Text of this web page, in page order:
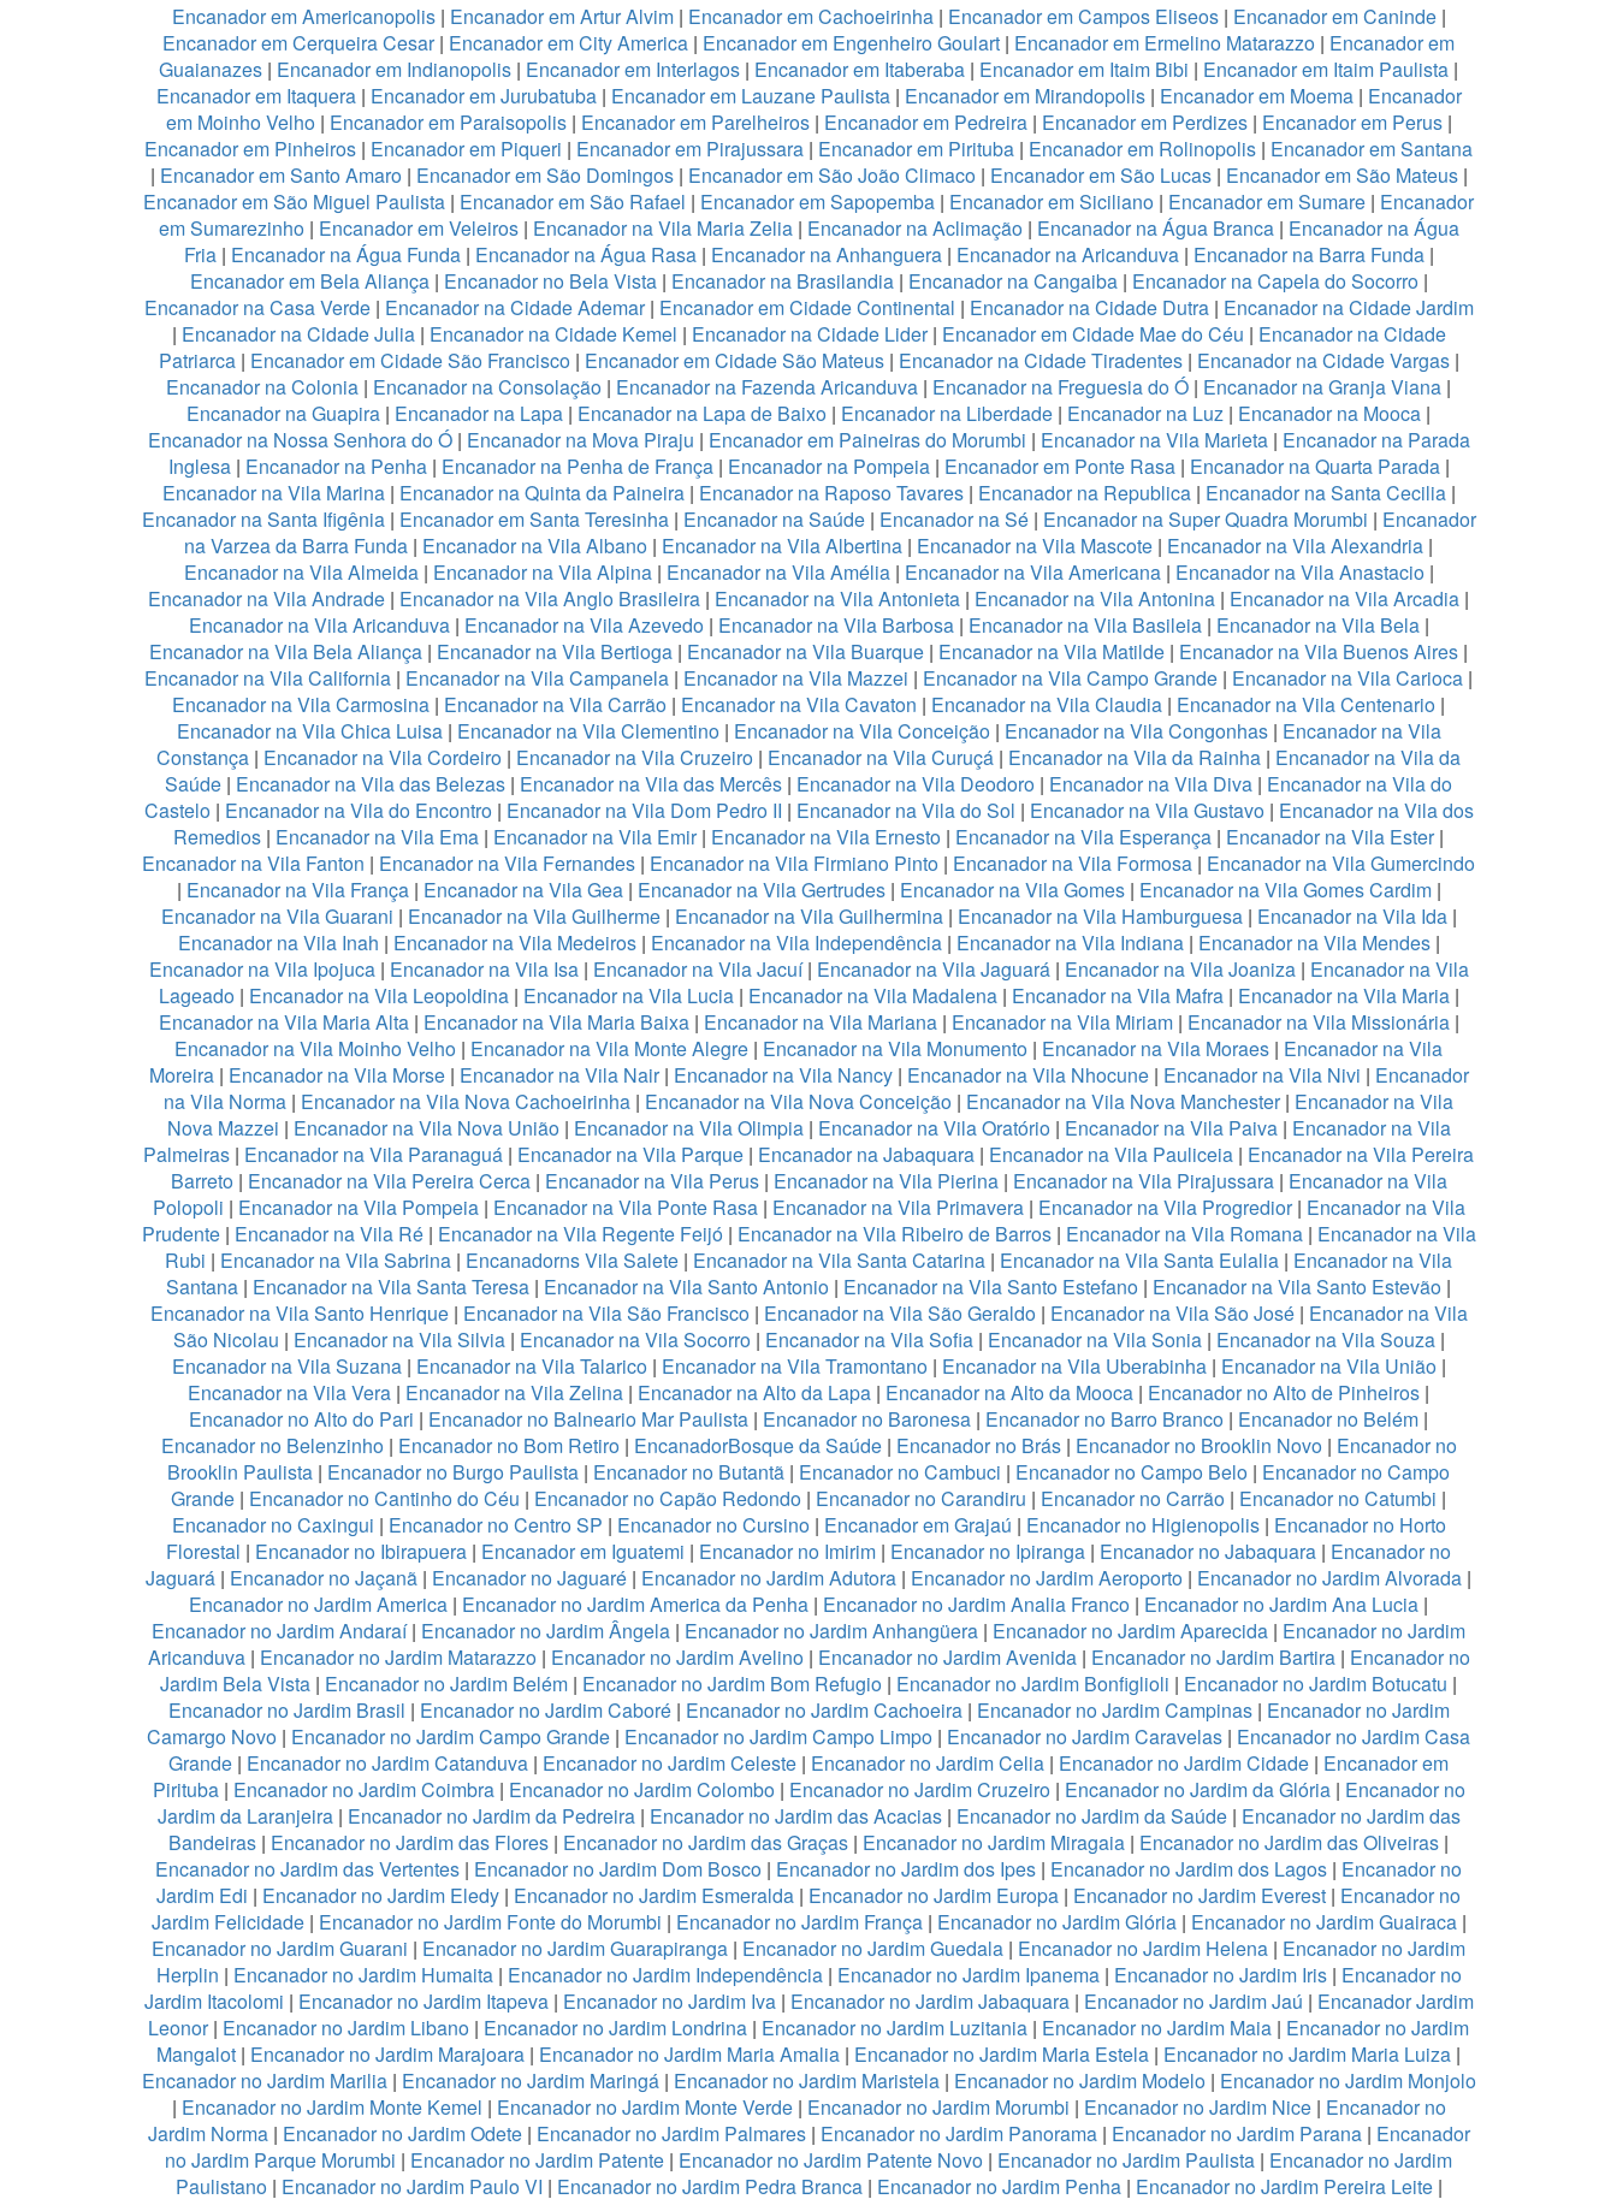
Encanador em Americanopolis | Encanador em Artur Alvim | Encanador em Cachoeirinha| Encanador em Campos Eliseos | Encanador em Caninde|
Encanador em Cerqueira Cesar| Encanador em City America | Encanador em Engenheiro Goulart | Encanador em Ermelino Matarazzo | Encanador em
Guaianazes | Encanador em Indianopolis | Encanador em Interlagos | Encanador em Itaberaba | Encanador em Itaim Bibi | Encanador em Itaim Paulista |
Encanador em Itaquera| Encanador em Jurubatuba| Encanador em Lauzane Paulista | Encanador em Mirandopolis| Encanador em Moema| Encanador
em Moinho Velho | Encanador em Paraisopolis| Encanador em Parelheiros| Encanador em Pedreira| Encanador em Perdizes| Encanador em Perus|
Encanador em Pinheiros | Encanador em Piqueri | Encanador em Pirajussara | Encanador em Pirituba | Encanador em Rolinopolis | Encanador em Santana
| Encanador em Santo Amaro| Encanador em São Domingos| Encanador em São João Climaco| Encanador em São Lucas| Encanador em São Mateus |
Encanador em São Miguel Paulista | Encanador em São Rafael | Encanador em Sapopemba | Encanador em Siciliano | Encanador em Sumare | Encanador
em Sumarezinho| Encanador em Veleiros| Encanador na Vila Maria Zelia| Encanador na Aclimação| Encanador na Água Branca| Encanador na Água
Fria| Encanador na Água Funda| Encanador na Água Rasa | Encanador na Anhanguera| Encanador na Aricanduva| Encanador na Barra Funda |
Encanador em Bela Aliança | Encanador no Bela Vista| Encanador na Brasilandia| Encanador na Cangaiba| Encanador na Capela do Socorro |
Encanador na Casa Verde| Encanador na Cidade Ademar| Encanador em Cidade Continental | Encanador na Cidade Dutra | Encanador na Cidade Jardim
| Encanador na Cidade Julia | Encanador na Cidade Kemel | Encanador na Cidade Lider| Encanador em Cidade Mae do Céu | Encanador na Cidade
Patriarca| Encanador em Cidade São Francisco | Encanador em Cidade São Mateus| Encanador na Cidade Tiradentes| Encanador na Cidade Vargas |
Encanador na Colonia | Encanador na Consolação | Encanador na Fazenda Aricanduva | Encanador na Freguesia do Ó | Encanador na Granja Viana |
Encanador na Guapira | Encanador na Lapa | Encanador na Lapa de Baixo | Encanador na Liberdade | Encanador na Luz | Encanador na Mooca |
Encanador na Nossa Senhora do Ó| Encanador na Mova Piraju | Encanador em Paineiras do Morumbi | Encanador na Vila Marieta| Encanador na Parada
Inglesa | Encanador na Penha| Encanador na Penha de França | Encanador na Pompeia| Encanador em Ponte Rasa| Encanador na Quarta Parada|
Encanador na Vila Marina| Encanador na Quinta da Paineira| Encanador na Raposo Tavares| Encanador na Republica| Encanador na Santa Cecilia|
Encanador na Santa Ifigênia | Encanador em Santa Teresinha| Encanador na Saúde| Encanador na Sé| Encanador na Super Quadra Morumbi | Encanador
na Varzea da Barra Funda | Encanador na Vila Albano | Encanador na Vila Albertina | Encanador na Vila Mascote | Encanador na Vila Alexandria |
Encanador na Vila Almeida | Encanador na Vila Alpina | Encanador na Vila Amélia | Encanador na Vila Americana| Encanador na Vila Anastacio|
Encanador na Vila Andrade | Encanador na Vila Anglo Brasileira | Encanador na Vila Antonieta | Encanador na Vila Antonina | Encanador na Vila Arcadia |
Encanador na Vila Aricanduva| Encanador na Vila Azevedo| Encanador na Vila Barbosa| Encanador na Vila Basileia| Encanador na Vila Bela|
Encanador na Vila Bela Aliança | Encanador na Vila Bertioga | Encanador na Vila Buarque | Encanador na Vila Matilde | Encanador na Vila Buenos Aires |
Encanador na Vila California | Encanador na Vila Campanela | Encanador na Vila Mazzei | Encanador na Vila Campo Grande | Encanador na Vila Carioca |
Encanador na Vila Carmosina | Encanador na Vila Carrão | Encanador na Vila Cavaton | Encanador na Vila Claudia | Encanador na Vila Centenario |
Encanador na Vila Chica Luisa | Encanador na Vila Clementino| Encanador na Vila Conceição| Encanador na Vila Congonhas| Encanador na Vila
Constança | Encanador na Vila Cordeiro | Encanador na Vila Cruzeiro | Encanador na Vila Curuçá | Encanador na Vila da Rainha | Encanador na Vila da
Saúde | Encanador na Vila das Belezas | Encanador na Vila das Mercês | Encanador na Vila Deodoro | Encanador na Vila Diva | Encanador na Vila do
Castelo| Encanador na Vila do Encontro| Encanador na Vila Dom Pedro II | Encanador na Vila do Sol | Encanador na Vila Gustavo| Encanador na Vila dos
Remedios | Encanador na Vila Ema | Encanador na Vila Emir| Encanador na Vila Ernesto | Encanador na Vila Esperança | Encanador na Vila Ester|
Encanador na Vila Fanton | Encanador na Vila Fernandes | Encanador na Vila Firmiano Pinto | Encanador na Vila Formosa | Encanador na Vila Gumercindo
| Encanador na Vila França| Encanador na Vila Gea| Encanador na Vila Gertrudes| Encanador na Vila Gomes| Encanador na Vila Gomes Cardim|
Encanador na Vila Guarani | Encanador na Vila Guilherme| Encanador na Vila Guilhermina| Encanador na Vila Hamburguesa| Encanador na Vila Ida|
Encanador na Vila Inah | Encanador na Vila Medeiros| Encanador na Vila Independência| Encanador na Vila Indiana| Encanador na Vila Mendes|
Encanador na Vila Ipojuca| Encanador na Vila Isa| Encanador na Vila Jacuí| Encanador na Vila Jaguará| Encanador na Vila Joaniza| Encanador na Vila
Lageado| Encanador na Vila Leopoldina| Encanador na Vila Lucia| Encanador na Vila Madalena| Encanador na Vila Mafra | Encanador na Vila Maria|
Encanador na Vila Maria Alta| Encanador na Vila Maria Baixa| Encanador na Vila Mariana| Encanador na Vila Miriam| Encanador na Vila Missionária|
Encanador na Vila Moinho Velho | Encanador na Vila Monte Alegre | Encanador na Vila Monumento | Encanador na Vila Moraes | Encanador na Vila
Moreira| Encanador na Vila Morse| Encanador na Vila Nair| Encanador na Vila Nancy| Encanador na Vila Nhocune| Encanador na Vila Nivi | Encanador
na Vila Norma | Encanador na Vila Nova Cachoeirinha | Encanador na Vila Nova Conceição | Encanador na Vila Nova Manchester| Encanador na Vila
Nova Mazzei | Encanador na Vila Nova União| Encanador na Vila Olimpia| Encanador na Vila Oratório| Encanador na Vila Paiva| Encanador na Vila
Palmeiras | Encanador na Vila Paranaguá | Encanador na Vila Parque | Encanador na Jabaquara | Encanador na Vila Pauliceia | Encanador na Vila Pereira
Barreto| Encanador na Vila Pereira Cerca| Encanador na Vila Perus| Encanador na Vila Pierina| Encanador na Vila Pirajussara| Encanador na Vila
Polopoli | Encanador na Vila Pompeia| Encanador na Vila Ponte Rasa| Encanador na Vila Primavera| Encanador na Vila Progredior| Encanador na Vila
Prudente| Encanador na Vila Ré| Encanador na Vila Regente Feijó| Encanador na Vila Ribeiro de Barros| Encanador na Vila Romana| Encanador na Vila
Rubi | Encanador na Vila Sabrina | Encanadorns Vila Salete | Encanador na Vila Santa Catarina | Encanador na Vila Santa Eulalia | Encanador na Vila
Santana | Encanador na Vila Santa Teresa | Encanador na Vila Santo Antonio | Encanador na Vila Santo Estefano | Encanador na Vila Santo Estevão |
Encanador na Vila Santo Henrique| Encanador na Vila São Francisco| Encanador na Vila São Geraldo| Encanador na Vila São José| Encanador na Vila
São Nicolau | Encanador na Vila Silvia| Encanador na Vila Socorro| Encanador na Vila Sofia| Encanador na Vila Sonia| Encanador na Vila Souza|
Encanador na Vila Suzana| Encanador na Vila Talarico| Encanador na Vila Tramontano| Encanador na Vila Uberabinha| Encanador na Vila União|
Encanador na Vila Vera | Encanador na Vila Zelina | Encanador na Alto da Lapa | Encanador na Alto da Mooca | Encanador no Alto de Pinheiros |
Encanador no Alto do Pari | Encanador no Balneario Mar Paulista | Encanador no Baronesa | Encanador no Barro Branco | Encanador no Belém |
Encanador no Belenzinho| Encanador no Bom Retiro| EncanadorBosque da Saúde| Encanador no Brás| Encanador no Brooklin Novo| Encanador no
Brooklin Paulista | Encanador no Burgo Paulista | Encanador no Butantã | Encanador no Cambuci | Encanador no Campo Belo | Encanador no Campo
Grande | Encanador no Cantinho do Céu | Encanador no Capão Redondo | Encanador no Carandiru | Encanador no Carrão | Encanador no Catumbi |
Encanador no Caxingui | Encanador no Centro SP | Encanador no Cursino| Encanador em Grajaú | Encanador no Higienopolis| Encanador no Horto
Florestal | Encanador no Ibirapuera | Encanador em Iguatemi | Encanador no Imirim | Encanador no Ipiranga | Encanador no Jabaquara | Encanador no
Jaguará | Encanador no Jaçanã | Encanador no Jaguaré | Encanador no Jardim Adutora | Encanador no Jardim Aeroporto | Encanador no Jardim Alvorada |
Encanador no Jardim America | Encanador no Jardim America da Penha | Encanador no Jardim Analia Franco | Encanador no Jardim Ana Lucia |
Encanador no Jardim Andaraí| Encanador no Jardim Ângela | Encanador no Jardim Anhangüera | Encanador no Jardim Aparecida | Encanador no Jardim
Aricanduva| Encanador no Jardim Matarazzo| Encanador no Jardim Avelino| Encanador no Jardim Avenida| Encanador no Jardim Bartira| Encanador no
Jardim Bela Vista | Encanador no Jardim Belém | Encanador no Jardim Bom Refugio | Encanador no Jardim Bonfiglioli | Encanador no Jardim Botucatu |
Encanador no Jardim Brasil | Encanador no Jardim Caboré| Encanador no Jardim Cachoeira| Encanador no Jardim Campinas| Encanador no Jardim
Camargo Novo | Encanador no Jardim Campo Grande | Encanador no Jardim Campo Limpo | Encanador no Jardim Caravelas | Encanador no Jardim Casa
Grande | Encanador no Jardim Catanduva | Encanador no Jardim Celeste | Encanador no Jardim Celia | Encanador no Jardim Cidade | Encanador em
Pirituba| Encanador no Jardim Coimbra| Encanador no Jardim Colombo| Encanador no Jardim Cruzeiro| Encanador no Jardim da Glória| Encanador no
Jardim da Laranjeira| Encanador no Jardim da Pedreira| Encanador no Jardim das Acacias| Encanador no Jardim da Saúde| Encanador no Jardim das
Bandeiras | Encanador no Jardim das Flores | Encanador no Jardim das Graças | Encanador no Jardim Miragaia | Encanador no Jardim das Oliveiras |
Encanador no Jardim das Vertentes | Encanador no Jardim Dom Bosco | Encanador no Jardim dos Ipes | Encanador no Jardim dos Lagos | Encanador no
Jardim Edi | Encanador no Jardim Eledy | Encanador no Jardim Esmeralda | Encanador no Jardim Europa | Encanador no Jardim Everest | Encanador no
Jardim Felicidade| Encanador no Jardim Fonte do Morumbi | Encanador no Jardim França| Encanador no Jardim Glória| Encanador no Jardim Guairaca|
Encanador no Jardim Guarani | Encanador no Jardim Guarapiranga | Encanador no Jardim Guedala | Encanador no Jardim Helena | Encanador no Jardim
Herplin | Encanador no Jardim Humaita| Encanador no Jardim Independência| Encanador no Jardim Ipanema| Encanador no Jardim Iris| Encanador no
Jardim Itacolomi | Encanador no Jardim Itapeva| Encanador no Jardim Iva| Encanador no Jardim Jabaquara| Encanador no Jardim Jaú | Encanador Jardim
Leonor| Encanador no Jardim Libano | Encanador no Jardim Londrina | Encanador no Jardim Luzitania | Encanador no Jardim Maia | Encanador no Jardim
Mangalot | Encanador no Jardim Marajoara | Encanador no Jardim Maria Amalia | Encanador no Jardim Maria Estela | Encanador no Jardim Maria Luiza |
Encanador no Jardim Marilia| Encanador no Jardim Maringá| Encanador no Jardim Maristela| Encanador no Jardim Modelo| Encanador no Jardim Monjolo
| Encanador no Jardim Monte Kemel | Encanador no Jardim Monte Verde| Encanador no Jardim Morumbi | Encanador no Jardim Nice| Encanador no
Jardim Norma| Encanador no Jardim Odete| Encanador no Jardim Palmares| Encanador no Jardim Panorama| Encanador no Jardim Parana| Encanador
no Jardim Parque Morumbi | Encanador no Jardim Patente | Encanador no Jardim Patente Novo | Encanador no Jardim Paulista | Encanador no Jardim
Paulistano| Encanador no Jardim Paulo VI | Encanador no Jardim Pedra Branca| Encanador no Jardim Penha| Encanador no Jardim Pereira Leite|